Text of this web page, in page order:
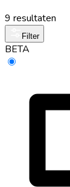
9 resultaten
Filter
BETA